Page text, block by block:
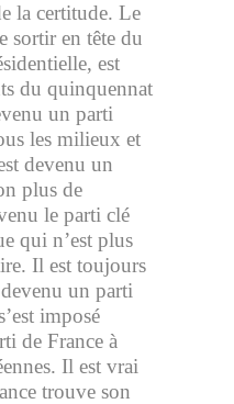
la certitude. Le
sortir en tête du
est
du quinquennat
un parti
les milieux et
devenu un
plus de
le parti clé
qui n’est plus
Il est toujours
un parti
imposé
de France à
Il est vrai
trouve son